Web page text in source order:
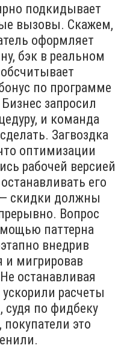
подкидывает
вызовы. Скажем,
оформляет
бэк в реальном
по программе
запросил
и команда
Загвоздка
оптимизации
рабочей версией
его
скидки должны
Вопрос
паттерна
внедрив
и мигрировав
останавливая
ускорили расчеты
судя по фидбеку
это